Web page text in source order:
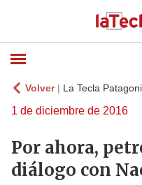
Volver| La Tecla
1 de diciembre de 2016
Por ahora,
diálogo con